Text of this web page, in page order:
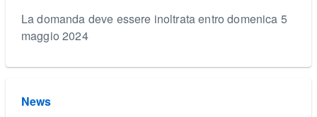
La domanda deve essere inoltrata entro domenica 5
maggio 2024
News